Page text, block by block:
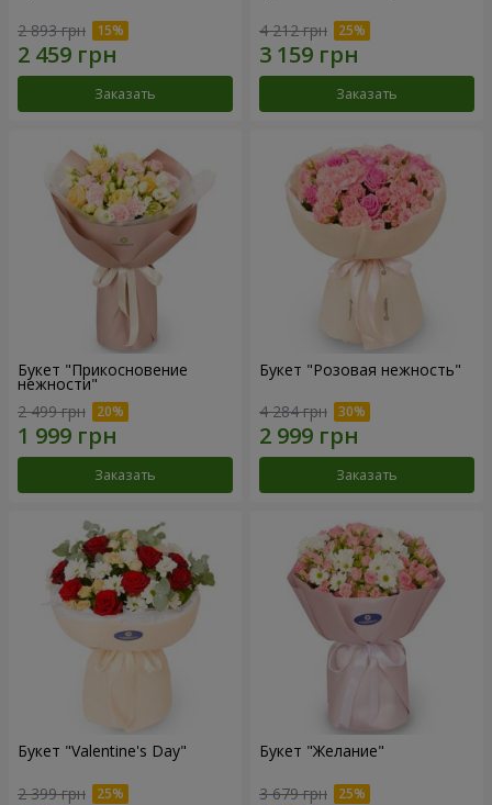
2 893 грн
Заказать
4 212 грн
Заказать
Букет "Прикосновение
нежности"
2 499 грн
Заказать
Букет "Розовая нежность"
4 284 грн
Заказать
Букет "Valentine's Day"
2 399 грн
Букет "Желание"
3 679 грн